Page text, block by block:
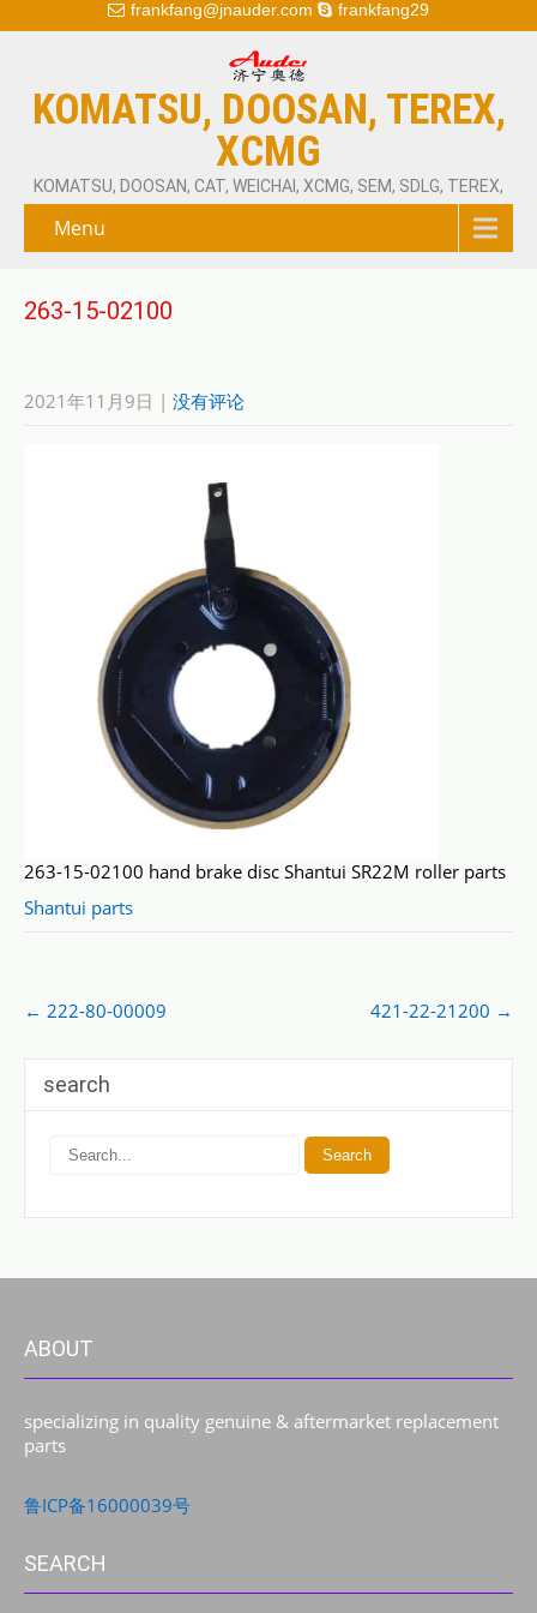
frankfang@jnauder.com frankfang29
KOMATSU, DOOSAN, TEREX,
XCMG
KOMATSU, DOOSAN, CAT, WEICHAI, XCMG, SEM, SDLG, TEREX,
Menu
263-15-02100
2021年11月9日 | 没有评论
263-15-02100 hand brake disc Shantui SR22M roller parts
Shantui parts
Post
navigation
← 222-80-00009 421-22-21200 →
search
ABOUT
specializing in quality genuine & aftermarket replacement
parts
鲁ICP备16000039号
SEARCH